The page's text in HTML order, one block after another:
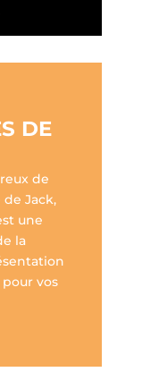
DE
de
Jack,
une
la
vos